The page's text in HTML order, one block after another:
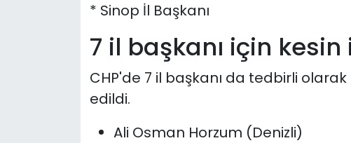
* Sinop İl Başkanı
7 il başkanı için
CHP'de 7 il başkanı da tedbirli
edildi.
Ali Osman Horzum (Denizli)